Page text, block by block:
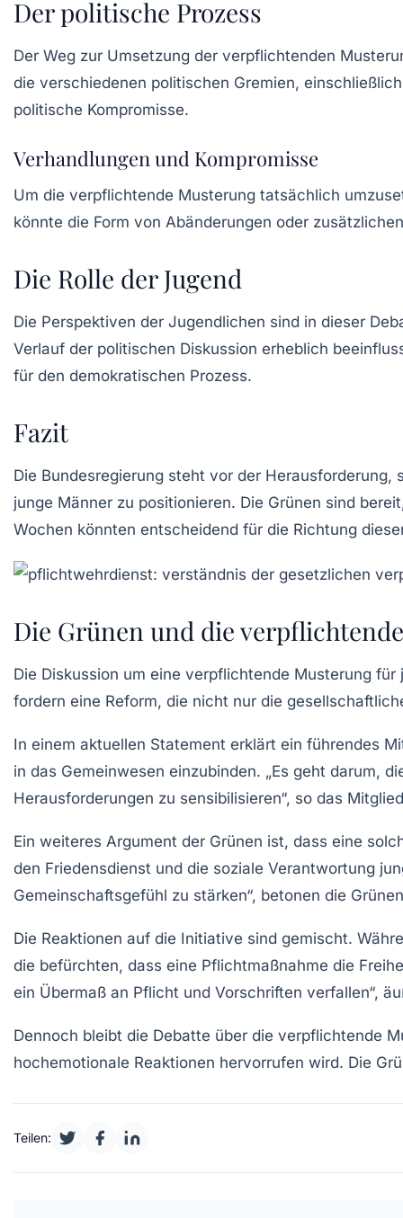
Der politische Prozess
Der Weg zur Umsetzung der verpflichtenden
die verschiedenen politischen Gremien,
politische Kompromisse.
Verhandlungen und Kompromisse
Um die verpflichtende Musterung tatsächlich
könnte die Form von Abänderungen oder
Die Rolle der Jugend
Die Perspektiven der Jugendlichen sind in dieser
Verlauf der politischen Diskussion erheblich
für den demokratischen Prozess.
Fazit
Die Bundesregierung steht vor der
junge Männer zu positionieren. Die Grünen sind
Wochen könnten entscheidend für die Richtung
Die Grünen und die
Die Diskussion um eine verpflichtende Musterung für
fordern eine Reform, die nicht nur die
In einem aktuellen Statement erklärt ein führendes
in das Gemeinwesen einzubinden. „Es geht darum,
Herausforderungen zu sensibilisieren“, so das
Ein weiteres Argument der Grünen ist, dass eine
den Friedensdienst und die soziale Verantwortung
Gemeinschaftsgefühl zu stärken“, betonen die
Die Reaktionen auf die Initiative sind gemischt.
die befürchten, dass eine Pflichtmaßnahme die
ein Übermaß an Pflicht und Vorschriften verfallen“,
Dennoch bleibt die Debatte über die verpflichtende
hochemotionale Reaktionen hervorrufen wird. Die
Teilen: